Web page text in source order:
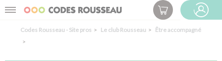
Menu
ESPACE PRO
Codes Rousseau - Site pros Le club Rousseau Être accompagné
Panneau de gestion des cookies